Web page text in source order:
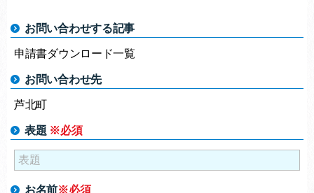
お問い合わせする記事
申請書ダウンロード一覧
お問い合わせ先
芦北町
表題 ※必須
お名前※必須